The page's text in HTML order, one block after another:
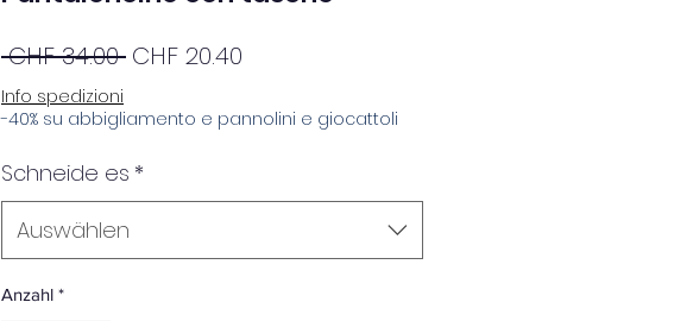
CHF 34.00 Standardpreis
CHF 20.40
Info spedizioni
-40% su abbigliamento e pannolini e giocattoli
Schneide es *
Auswählen
Anzahl *